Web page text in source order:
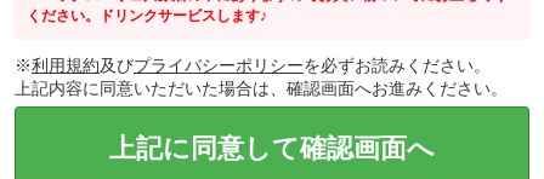
ください。ドリンクサービスします♪
※利用規約及びプライバシーポリシーを必ずお読みください。
上記内容に同意いただいた場合は、確認画面へお進みください。
上記に同意して確認画面へ